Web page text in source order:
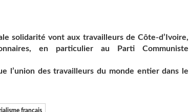
solidarité vont aux travailleurs de Côte-d’Ivoire,
en particulier au Parti Communiste
l’union des travailleurs du monde entier dans le
français